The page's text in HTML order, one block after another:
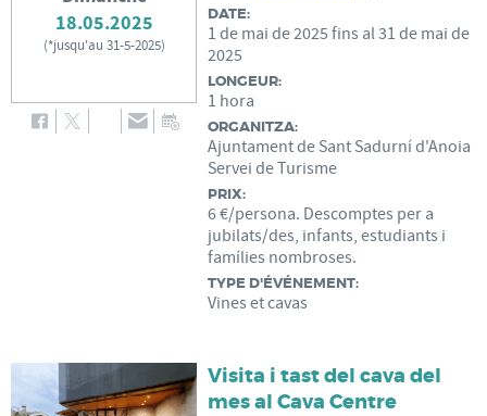
18.05.2025
(*jusqu'au 31-5-2025)
DATE:
1 de mai de2025 fins al31 de mai de
2025
LONGEUR:
1 hora
ORGANITZA:
Ajuntament de Sant Sadurní d'Anoia
Servei de Turisme
PRIX:
6 €/persona. Descomptes per a
jubilats/des, infants, estudiants i
famílies nombroses.
TYPE D'ÉVÉNEMENT:
Vines et cavas
Visita i tast del cava del
mes al Cava Centre